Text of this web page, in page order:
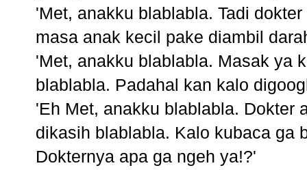
'Met, anakku blablabla. Tadi
masa anak kecil pake diambil
'Met, anakku blablabla. Masak ya
blablabla. Padahal kan kalo
'Eh Met, anakku blablabla. Dokter
dikasih blablabla. Kalo kubaca ga
Dokternya apa ga ngeh ya!?'